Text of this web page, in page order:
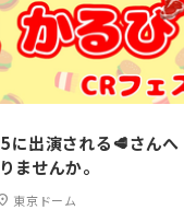
に出演される🥩さんへ
ませんか。
東京ドーム